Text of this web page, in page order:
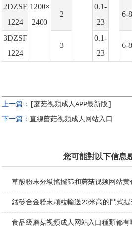
1200×
2400
2DZSF
1224
2
0.1-
23
6-8
3DZSF
1224
3
0.1-
23
6-8
上一篇： [蘑菇视频成人APP最新版]
下一篇：直線蘑菇视频成人网站入口
您可能對以下信息感
草酸粉末分級搖擺篩和蘑菇视频网站黄
錳矽合金粉末顆粒輸送20米高的鬥式提
食品級蘑菇视频成人网站入口種類都有